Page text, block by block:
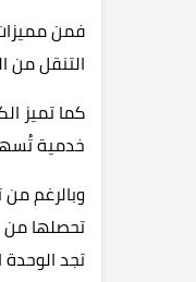
فمن
التنقل من
كما تميز
خدمية
وبالرغم من
تحصلها من
تجد الوحدة